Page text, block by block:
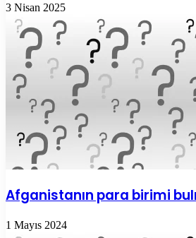
3 Nisan 2025
Afganistanın para birimi
1 Mayıs 2024